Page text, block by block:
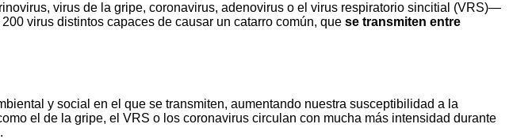
virus de la gripe, coronavirus, adenovirus o el virus respiratorio sincitial (VRS)—
virus distintos capaces de causar un catarro común, que se transmiten entre
y social en el que se transmiten, aumentando nuestra susceptibilidad a la
el de la gripe, el VRS o los coronavirus circulan con mucha más intensidad durante